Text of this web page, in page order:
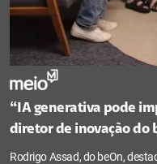
“IA generativa pode
diretor de inovação do
Rodrigo Assad, do beOn,